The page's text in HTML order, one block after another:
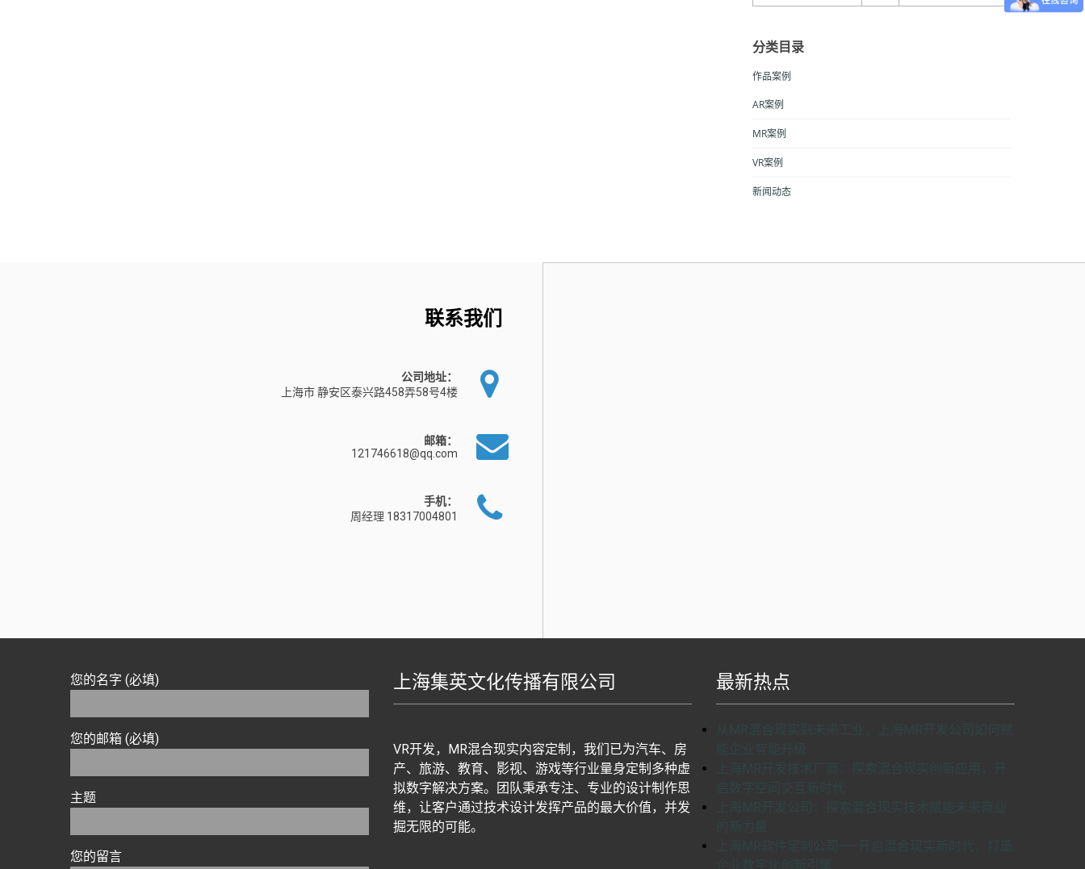
分类目录
作品案例
AR案例
MR案例
VR案例
新闻动态
联系我们
公司地址：
上海市 静安区泰兴路458弄58号4楼
邮箱：
121746618@qq.com
手机：
周经理 18317004801
您的名字 (必填)
您的邮箱 (必填)
主题
您的留言
上海集英文化传播有限公司
VR开发，MR混合现实内容定制，我们已为汽车、房
产、旅游、教育、影视、游戏等行业量身定制多种虚
拟数字解决方案。团队秉承专注、专业的设计制作思
维，让客户通过技术设计发挥产品的最大价值，并发
掘无限的可能。
最新热点